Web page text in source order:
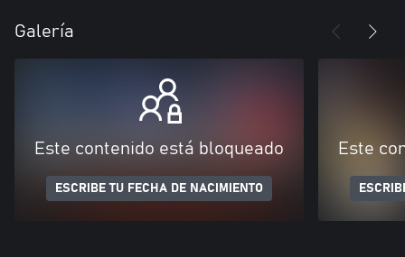
Galería
Este contenido está bloqueado
ESCRIBE TU FECHA DE NACIMIENTO
Este